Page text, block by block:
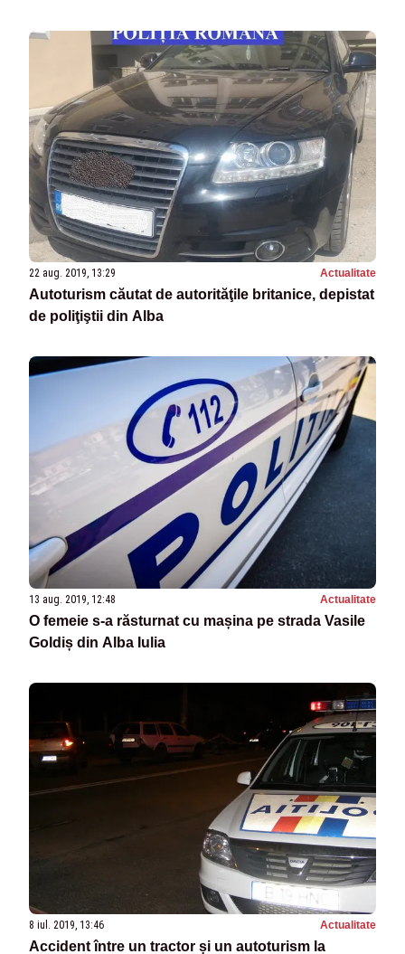
22 aug. 2019, 13:29 Actualitate
Autoturism căutat de autorităţile britanice, depistat
de poliţiştii din Alba
13 aug. 2019, 12:48 Actualitate
O femeie s-a răsturnat cu mașina pe strada Vasile
Goldiș din Alba Iulia
8 iul. 2019, 13:46 Actualitate
Accident între un tractor și un autoturism la